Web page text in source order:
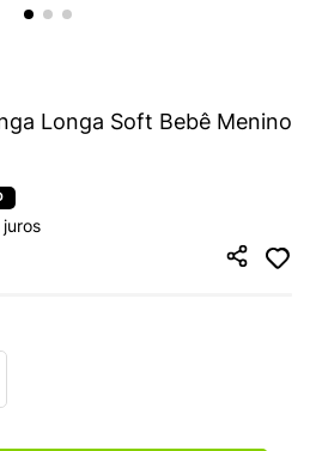
Longa Soft Bebê Menino